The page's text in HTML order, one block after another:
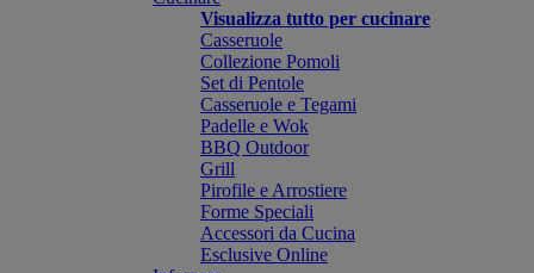
Visualizza tutto per cucinare
Casseruole
Collezione Pomoli
Set di Pentole
Casseruole e Tegami
Padelle e Wok
BBQ Outdoor
Grill
Pirofile e Arrostiere
Forme Speciali
Accessori da Cucina
Esclusive Online